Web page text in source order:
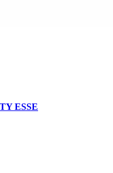
ESSE